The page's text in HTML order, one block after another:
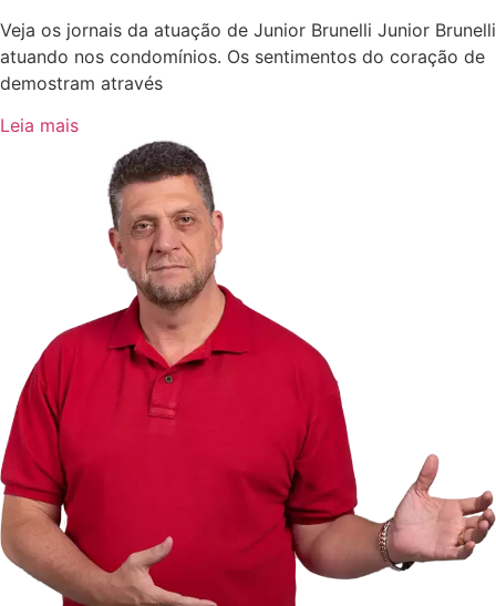
Veja os jornais da atuação de Junior Brunelli Junior Brunelli
atuando nos condomínios. Os sentimentos do coração de
demostram através
Leia mais